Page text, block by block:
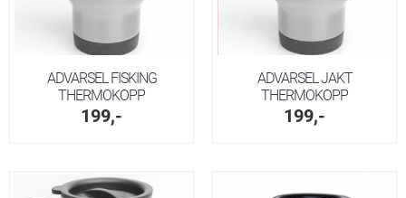
ADVARSEL FISKING
THERMOKOPP
199,-
ADVARSEL JAKT
THERMOKOPP
199,-